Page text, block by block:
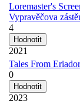
Loremaster's
Vypravěčova
4
2021
Tales From Eriador
0
2023